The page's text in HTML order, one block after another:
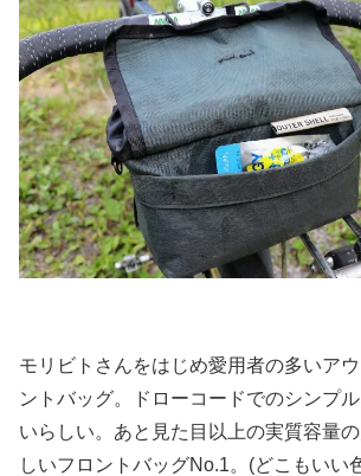
モリビトさんをはじめ愛用者の多いア
ントバッグ。ドローコードでのシンプ
いらしい。あと見た目以上の実質容量
しいフロントバッグNo.1。(どこもい